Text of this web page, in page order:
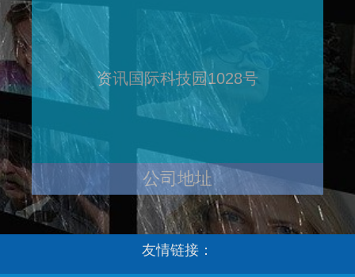
资讯国际科技园1028号
公司地址
友情链接：